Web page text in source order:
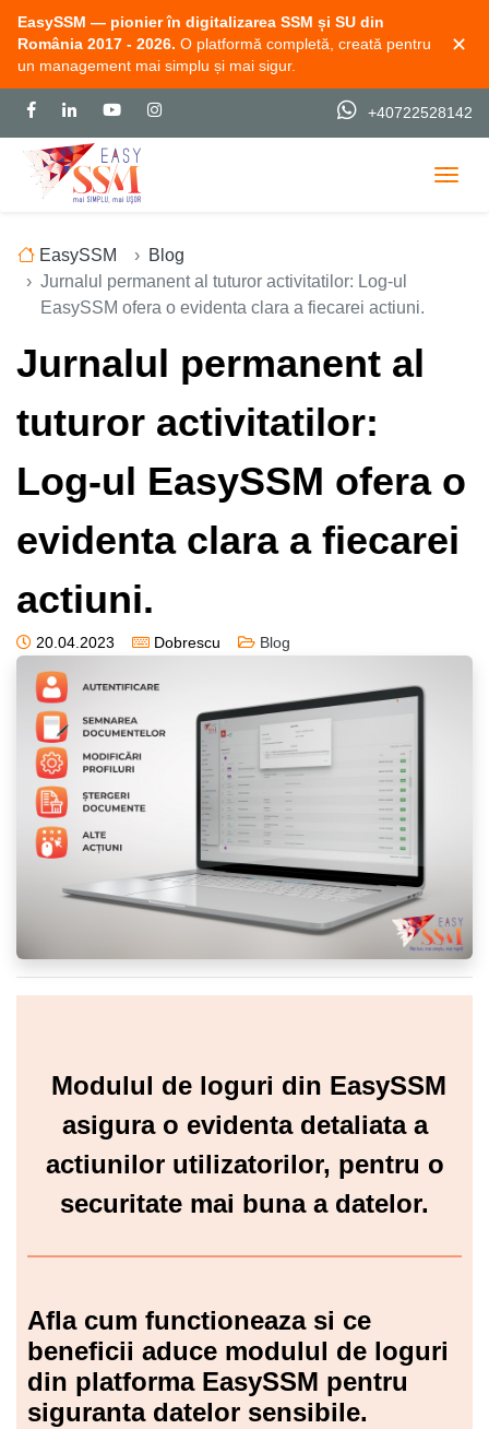
EasySSM — pionier în digitalizarea SSM și SU din
România 2017 - 2026. O platformă completă, creată pentru
un management mai simplu și mai sigur.
✕
+40722528142
EasySSM
Blog
Jurnalul permanent al tuturor activitatilor: Log-ul
EasySSM ofera o evidenta clara a fiecarei actiuni.
Jurnalul permanent al
tuturor activitatilor:
Log-ul EasySSM ofera o
evidenta clara a fiecarei
actiuni.
20.04.2023 Dobrescu Blog
Modulul de loguri din EasySSM
asigura o evidenta detaliata a
actiunilor utilizatorilor, pentru o
securitate mai buna a datelor.
Afla cum functioneaza si ce
beneficii aduce modulul de loguri
din platforma EasySSM pentru
siguranta datelor sensibile.